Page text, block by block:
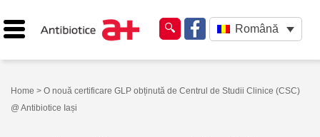
Română
Home > O nouă certificare GLP obținută de Centrul de Studii Clinice (CSC)
@ Antibiotice Iași